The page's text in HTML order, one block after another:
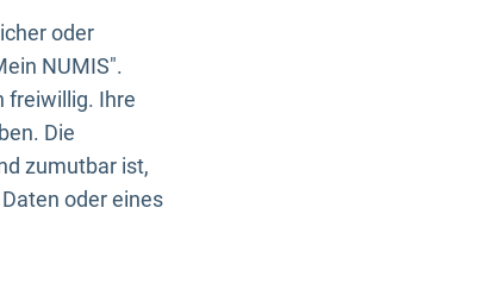
oder
NUMIS".
freiwillig. Ihre
Die
zumutbar ist,
oder eines